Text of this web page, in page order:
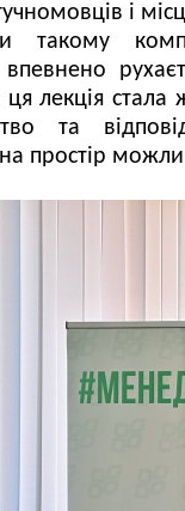
і
такому
ця лекція
та
простір